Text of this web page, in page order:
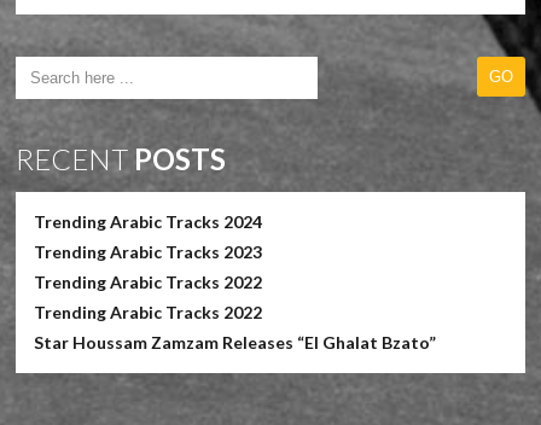
RECENT POSTS
Trending Arabic Tracks 2024
Trending Arabic Tracks 2023
Trending Arabic Tracks 2022
Trending Arabic Tracks 2022
Star Houssam Zamzam Releases “El Ghalat Bzato”